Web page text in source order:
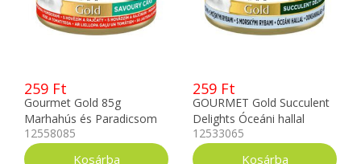
259 Ft
Gourmet Gold 85g
Marhahús és Paradicsom
12558085
12558085
259 Ft
GOURMET Gold Succulent
Delights Óceáni hallal
nedves macskaeledel 85g
12533065